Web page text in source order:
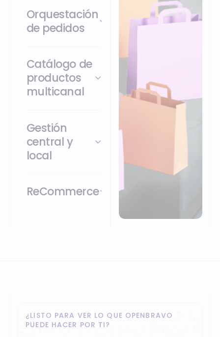
Orquestación
de pedidos
Catálogo de
productos
multicanal
Gestión
central y
local
ReCommerce
¿LISTO PARA VER LO QUE OPENBRAVO
PUEDE HACER POR TI?